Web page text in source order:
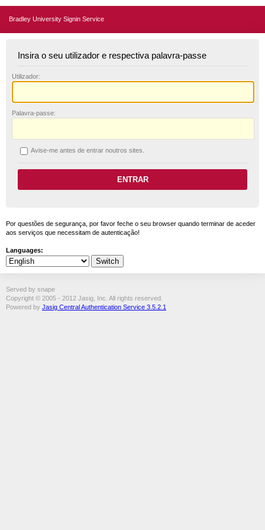
Bradley University Signin Service
Insira o seu utilizador e respectiva palavra-passe
Utilizador:
Palavra-passe:
Avise-me antes de entrar noutros sites.
Por questões de segurança, por favor feche o seu browser quando terminar de aceder
aos serviços que necessitam de autenticação!
Languages:
Served by snape
Copyright © 2005 - 2012 Jasig, Inc. All rights reserved.
Powered by Jasig Central Authentication Service 3.5.2.1